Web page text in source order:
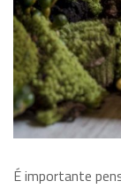
É importante